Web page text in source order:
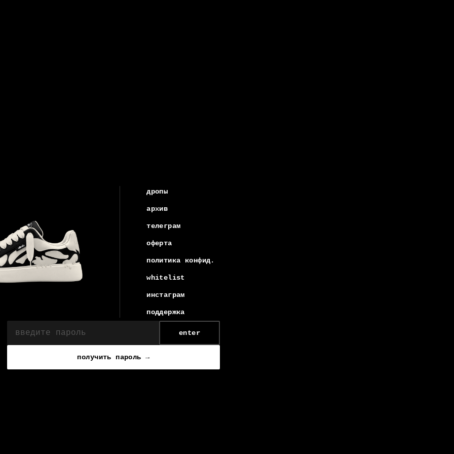
дропы
архив
телеграм
оферта
политика конфид.
whitelist
инстаграм
поддержка
enter
получить пароль →